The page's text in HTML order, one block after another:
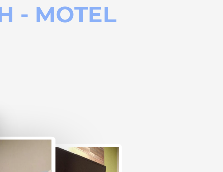
- MOTEL